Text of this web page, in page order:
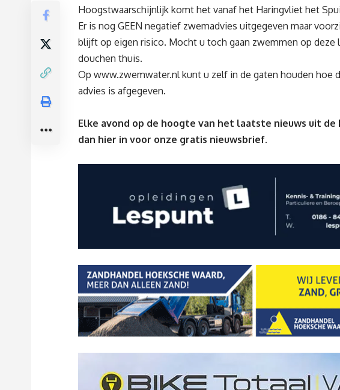
Hoogstwaarschijnlijk komt het vanaf het Haringvliet het
Er is nog GEEN negatief zwemadvies uitgegeven maar
blijft op eigen risico. Mocht u toch gaan zwemmen op deze
douchen thuis.
Op www.zwemwater.nl kunt u zelf in de gaten houden hoe
advies is afgegeven.
Elke avond op de hoogte van het laatste nieuws uit de
dan hier in voor onze gratis nieuwsbrief.